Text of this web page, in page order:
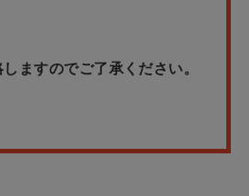
ますのでご了承ください。